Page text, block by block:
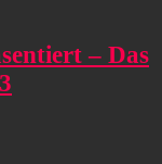
– Das